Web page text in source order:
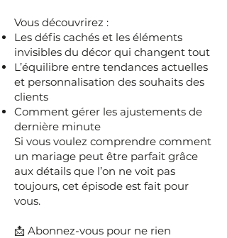
Vous découvrirez :
Les défis cachés et les éléments
invisibles du décor qui changent tout
L’équilibre entre tendances actuelles
et personnalisation des souhaits des
clients
Comment gérer les ajustements de
dernière minute
Si vous voulez comprendre comment
un mariage peut être parfait grâce
aux détails que l’on ne voit pas
toujours, cet épisode est fait pour
vous.
📩 Abonnez-vous pour ne rien